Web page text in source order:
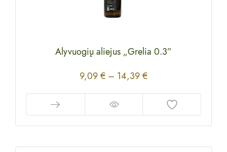
Alyvuogių aliejus „Grelia 0.3”
9,09€ – 14,39€